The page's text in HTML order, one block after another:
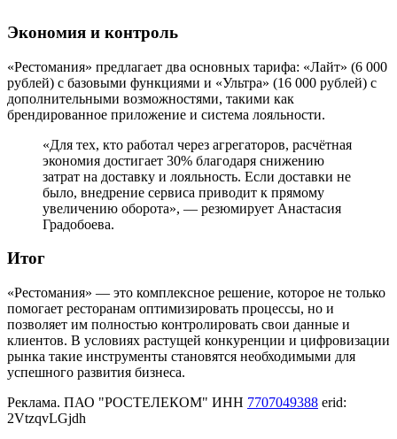
Экономия и контроль
«Рестомания» предлагает два основных тарифа: «Лайт» (6 000
рублей) с базовыми функциями и «Ультра» (16 000 рублей) с
дополнительными возможностями, такими как
брендированное приложение и система лояльности.
«Для тех, кто работал через агрегаторов, расчётная
экономия достигает 30% благодаря снижению
затрат на доставку и лояльность. Если доставки не
было, внедрение сервиса приводит к прямому
увеличению оборота», — резюмирует Анастасия
Градобоева.
Итог
«Рестомания» — это комплексное решение, которое не только
помогает ресторанам оптимизировать процессы, но и
позволяет им полностью контролировать свои данные и
клиентов. В условиях растущей конкуренции и цифровизации
рынка такие инструменты становятся необходимыми для
успешного развития бизнеса.
Реклама. ПАО "РОСТЕЛЕКОМ" ИНН 7707049388 erid:
2VtzqvLGjdh